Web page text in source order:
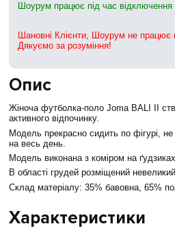
Опис
Жіноча футболка-поло Joma BALI II
активного відпочинку.
Модель прекрасно сидить по фігурі,
на весь день.
Модель виконана з коміром на
В області грудей розміщений
Склад матеріалу: 35% бавовна, 65%
Характеристики
Шоурум працює під час відключення
Шановні Клієнти, Шоурум не працює
Дякуємо за розуміння!